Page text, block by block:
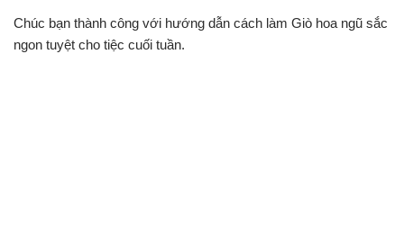
Chúc bạn thành công với hướng dẫn cách làm Giò hoa ngũ sắc
ngon tuyệt cho tiệc cuối tuần.